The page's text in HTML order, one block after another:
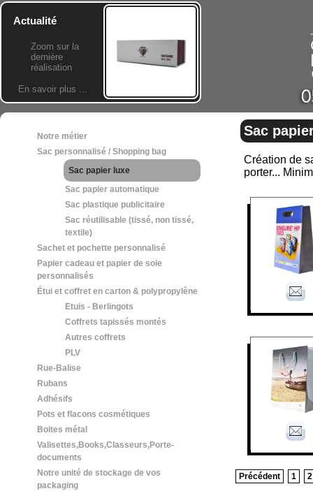
Actualité
Zoom sur la
dernière
réalisation
En savoir plus ...
Notre métier
Sac personnalisé / Shopping bag
Sac papier luxe
Sac papier automatique
Sac plastique publicitaire
Sac réutilisable (tissé, non tissé,
textile)
Sachet et pochette personnalisé
Papier cadeau et papier de soie
personnalisés
Étui et coffret en carton & polypropylène
Etuis - Berlingots
Coffrets tapissés montés
Autres coffrets
PLV
Rue-Balise
Rubans
Adhésifs
Pots et flacons cosmétiques
Boites métal
Valisettes,Books,Classeurs,Porte-
documents
Notre unité de stockage de vos
packaging
Sac
Création de
porter...
Précédent 1 2